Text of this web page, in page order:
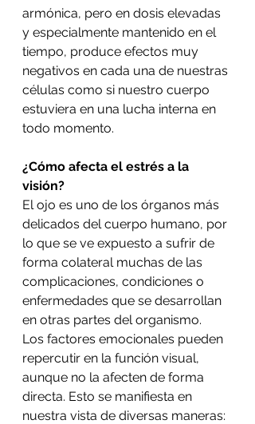
armónica, pero en dosis elevadas
y especialmente mantenido en el
tiempo, produce efectos muy
negativos en cada una de nuestras
células como si nuestro cuerpo
estuviera en una lucha interna en
todo momento.
¿Cómo afecta el estrés a la
visión?
El ojo es uno de los órganos más
delicados del cuerpo humano, por
lo que se ve expuesto a sufrir de
forma colateral muchas de las
complicaciones, condiciones o
enfermedades que se desarrollan
en otras partes del organismo.
Los factores emocionales pueden
repercutir en la función visual,
aunque no la afecten de forma
directa. Esto se manifiesta en
nuestra vista de diversas maneras: